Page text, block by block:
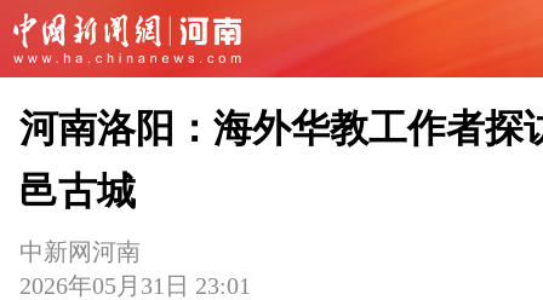
河南洛阳：海外华教工作者探
邑古城
中新网河南
2026年05月31日 23:01